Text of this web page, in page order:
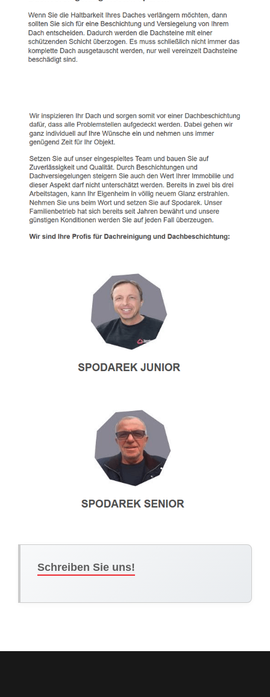
Schreiben Sie uns!